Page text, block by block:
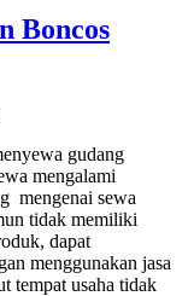
Boncos
gudang
mengalami
mengenai sewa
tidak memiliki
dapat
menggunakan jasa
tempat usaha tidak